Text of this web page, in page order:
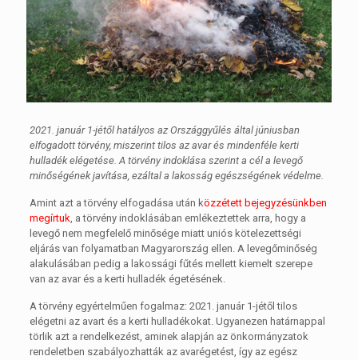
2021. január 1-jétől hatályos az Országgyűlés által júniusban
elfogadott törvény, miszerint tilos az avar és mindenféle kerti
hulladék elégetése. A törvény indoklása szerint a cél a levegő
minőségének javítása, ezáltal a lakosság egészségének védelme.
Amint azt a törvény elfogadása után közzétett bejegyzésünkben
megírtuk, a törvény indoklásában emlékeztettek arra, hogy a
levegő nem megfelelő minősége miatt uniós kötelezettségi
eljárás van folyamatban Magyarország ellen. A levegőminőség
alakulásában pedig a lakossági fűtés mellett kiemelt szerepe
van az avar és a kerti hulladék égetésének.
A törvény egyértelműen fogalmaz: 2021. január 1-jétől tilos
elégetni az avart és a kerti hulladékokat. Ugyanezen határnappal
törlik azt a rendelkezést, aminek alapján az önkormányzatok
rendeletben szabályozhatták az avarégetést, így az egész